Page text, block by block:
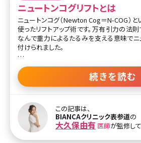
ニュートンコグリフトとは
ニュートンコグ（Newton Cog＝N-COG）
使ったリフトアップ術です。万有引力の法
なんで重力によるたるみを支える意味で
付けられました。
ニュートンコグリフトで使う糸は従来の医
にコグ（とげ）がジグザグに入っています。
均一に持ち上げることができるため施術直
ニュートンコグの糸は半年から1年ほどで体
が、糸の周辺にコラーゲンが生成され、吸
効果が継続します。半年から1年後に2回目
効果的です。
続きを読む
この記事は、
BIANCAクリニック表参道の
大久保由有 医師が監修して